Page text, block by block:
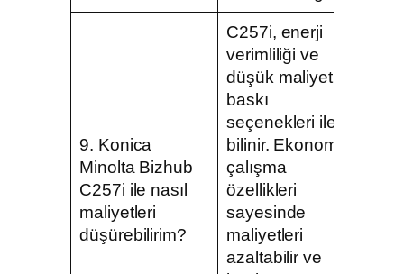
9. Konica
Minolta Bizhub
C257i ile nasıl
maliyetleri
düşürebilirim?
C257i, enerji
verimliliği ve
düşük maliyetli
baskı
seçenekleri ile
bilinir. Ekonomik
çalışma
özellikleri
sayesinde
maliyetleri
azaltabilir ve